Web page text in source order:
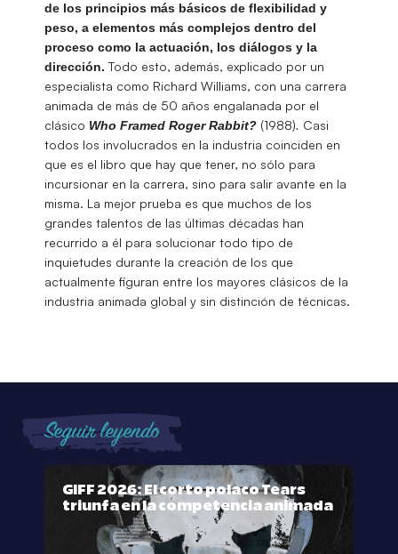
de los principios más básicos de flexibilidad y
peso, a elementos más complejos dentro del
proceso como la actuación, los diálogos y la
dirección. Todo esto, además, explicado por un
especialista como Richard Williams, con una carrera
animada de más de 50 años engalanada por el
clásico Who Framed Roger Rabbit? (1988). Casi
todos los involucrados en la industria coinciden en
que es el libro que hay que tener, no sólo para
incursionar en la carrera, sino para salir avante en la
misma. La mejor prueba es que muchos de los
grandes talentos de las últimas décadas han
recurrido a él para solucionar todo tipo de
inquietudes durante la creación de los que
actualmente figuran entre los mayores clásicos de la
industria animada global y sin distinción de técnicas.
Seguir leyendo
GIFF 2026: El corto polaco Tears
triunfa en la competencia animada